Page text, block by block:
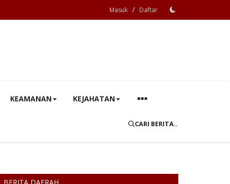
Masuk / Daftar
KEAMANAN KEJAHATAN
CARI BERITA..